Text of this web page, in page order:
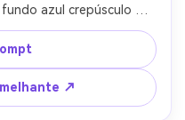
azul crepúsculo
tirado em Sony A7S III
orbes bokeh, contraste
fotorealista, humor
AR 4:5 ↗